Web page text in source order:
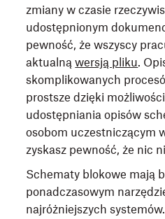
zmiany w czasie
udostępnionym
pewność, że wszyscy
aktualnąwersją pliku.
skomplikowanych
prostsze dzięki
udostępniania opisów
osobom uczestniczącym
zyskasz pewność, że nic
Schematy blokowe mają
ponadczasowym
najróżniejszych